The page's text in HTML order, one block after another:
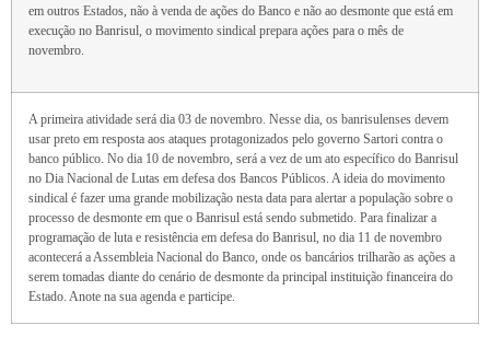
em outros Estados, não à venda de ações do Banco e não ao desmonte que está em
execução no Banrisul, o movimento sindical prepara ações para o mês de
novembro.
A primeira atividade será dia 03 de novembro. Nesse dia, os banrisulenses devem
usar preto em resposta aos ataques protagonizados pelo governo Sartori contra o
banco público. No dia 10 de novembro, será a vez de um ato específico do Banrisul
no Dia Nacional de Lutas em defesa dos Bancos Públicos. A ideia do movimento
sindical é fazer uma grande mobilização nesta data para alertar a população sobre o
processo de desmonte em que o Banrisul está sendo submetido. Para finalizar a
programação de luta e resistência em defesa do Banrisul, no dia 11 de novembro
acontecerá a Assembleia Nacional do Banco, onde os bancários trilharão as ações a
serem tomadas diante do cenário de desmonte da principal instituição financeira do
Estado. Anote na sua agenda e participe.